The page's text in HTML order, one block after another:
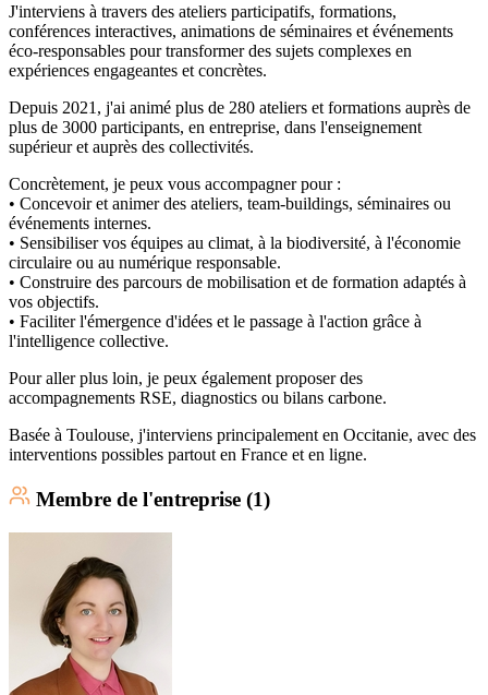
J'interviens à travers des ateliers participatifs, formations,
conférences interactives, animations de séminaires et événements
éco-responsables pour transformer des sujets complexes en
expériences engageantes et concrètes.
Depuis 2021, j'ai animé plus de 280 ateliers et formations auprès de
plus de 3000 participants, en entreprise, dans l'enseignement
supérieur et auprès des collectivités.
Concrètement, je peux vous accompagner pour :
• Concevoir et animer des ateliers, team-buildings, séminaires ou
événements internes.
• Sensibiliser vos équipes au climat, à la biodiversité, à l'économie
circulaire ou au numérique responsable.
• Construire des parcours de mobilisation et de formation adaptés à
vos objectifs.
• Faciliter l'émergence d'idées et le passage à l'action grâce à
l'intelligence collective.
Pour aller plus loin, je peux également proposer des
accompagnements RSE, diagnostics ou bilans carbone.
Basée à Toulouse, j'interviens principalement en Occitanie, avec des
interventions possibles partout en France et en ligne.
Membre de l'entreprise (1)